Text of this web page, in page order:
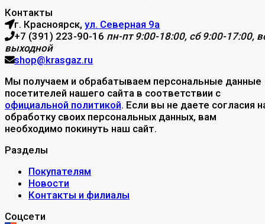
Контакты
г. Красноярск, ул. Северная 9а
+7 (391) 223-90-16 пн-пт 9:00-18:00, сб 9:00-17:00,
выходной
shop@krasgaz.ru
Мы получаем и обрабатываем персональные данные
посетителей нашего сайта в соответствии с
официальной политикой. Если вы не даете согласия
обработку своих персональных данных, вам
необходимо покинуть наш сайт.
Разделы
Покупателям
Новости
Контакты и филиалы
Соцсети